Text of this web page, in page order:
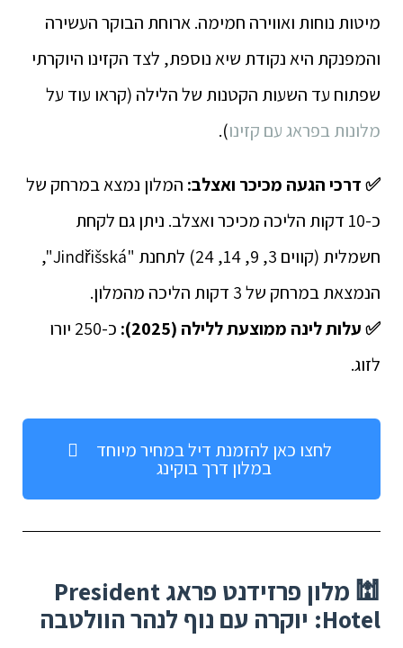
מיטות נוחות ואווירה חמימה. ארוחת הבוקר העשירה
והמפנקת היא נקודת שיא נוספת, לצד הקזינו היוקרתי
שפתוח עד השעות הקטנות של הלילה (קראו עוד על
מלונות בפראג עם קזינו).
✅ דרכי הגעה מכיכר ואצלב: המלון נמצא במרחק של
כ-10 דקות הליכה מכיכר ואצלב. ניתן גם לקחת
חשמלית (קווים 3, 9, 14, 24) לתחנת "Jindřišská",
הנמצאת במרחק של 3 דקות הליכה מהמלון.
✅ עלות לינה ממוצעת ללילה (2025):
כ-250 יורו
לזוג.
לחצו כאן להזמנת דיל במחיר מיוחד
במלון דרך בוקינג
🕍 מלון פרזידנט פראג President
Hotel: יוקרה עם נוף לנהר הוולטבה